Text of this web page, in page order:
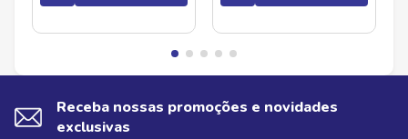
Receba nossas promoções e novidades
exclusivas